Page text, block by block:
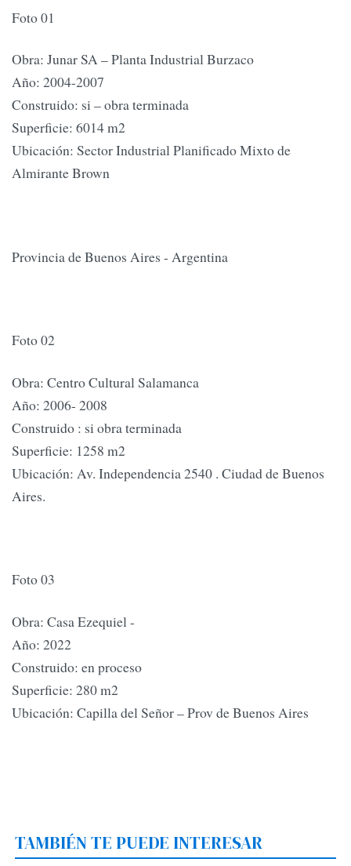
Foto 01
Obra: Junar SA – Planta Industrial Burzaco
Año: 2004-2007
Construido: si – obra terminada
Superficie: 6014 m2
Ubicación: Sector Industrial Planificado Mixto de
Almirante Brown
Provincia de Buenos Aires - Argentina
Foto 02
Obra: Centro Cultural Salamanca
Año: 2006- 2008
Construido : si obra terminada
Superficie: 1258 m2
Ubicación: Av. Independencia 2540 . Ciudad de Buenos
Aires.
Foto 03
Obra: Casa Ezequiel -
Año: 2022
Construido: en proceso
Superficie: 280 m2
Ubicación: Capilla del Señor – Prov de Buenos Aires
TAMBIÉN TE PUEDE INTERESAR